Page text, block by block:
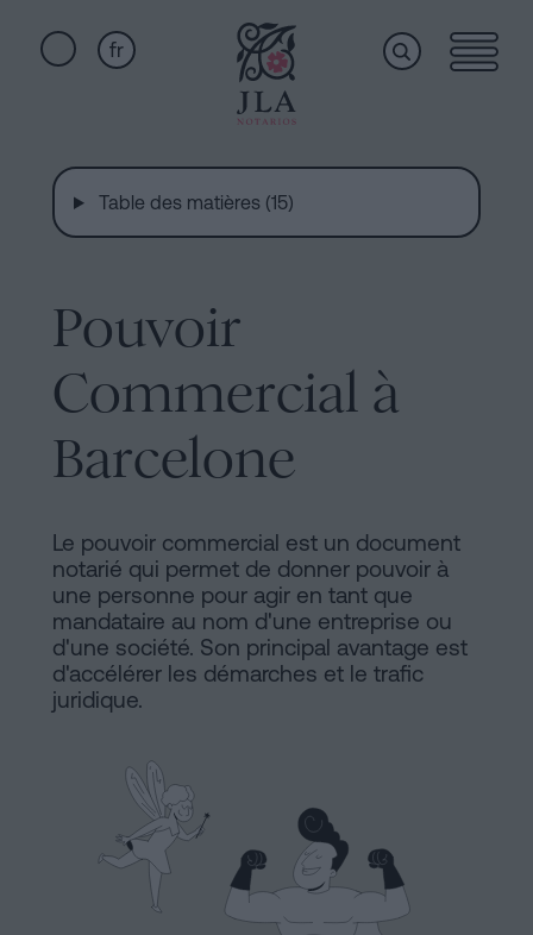
fr
Home
Services
Qui
sommes-
nous
Installations
Notaire
en
ligne
Blog
rapides
Notaire
Successions
Barcelone
de
Vente
à
Barcelone
Hypothèques
couple
fait
Barcelone
Table des matières (15)
Pouvoir
Commercial à
Barcelone
Le pouvoir commercial est un document
notarié qui permet de donner pouvoir à
une personne pour agir en tant que
mandataire au nom d'une entreprise ou
d'une société. Son principal avantage est
d'accélérer les démarches et le trafic
juridique.